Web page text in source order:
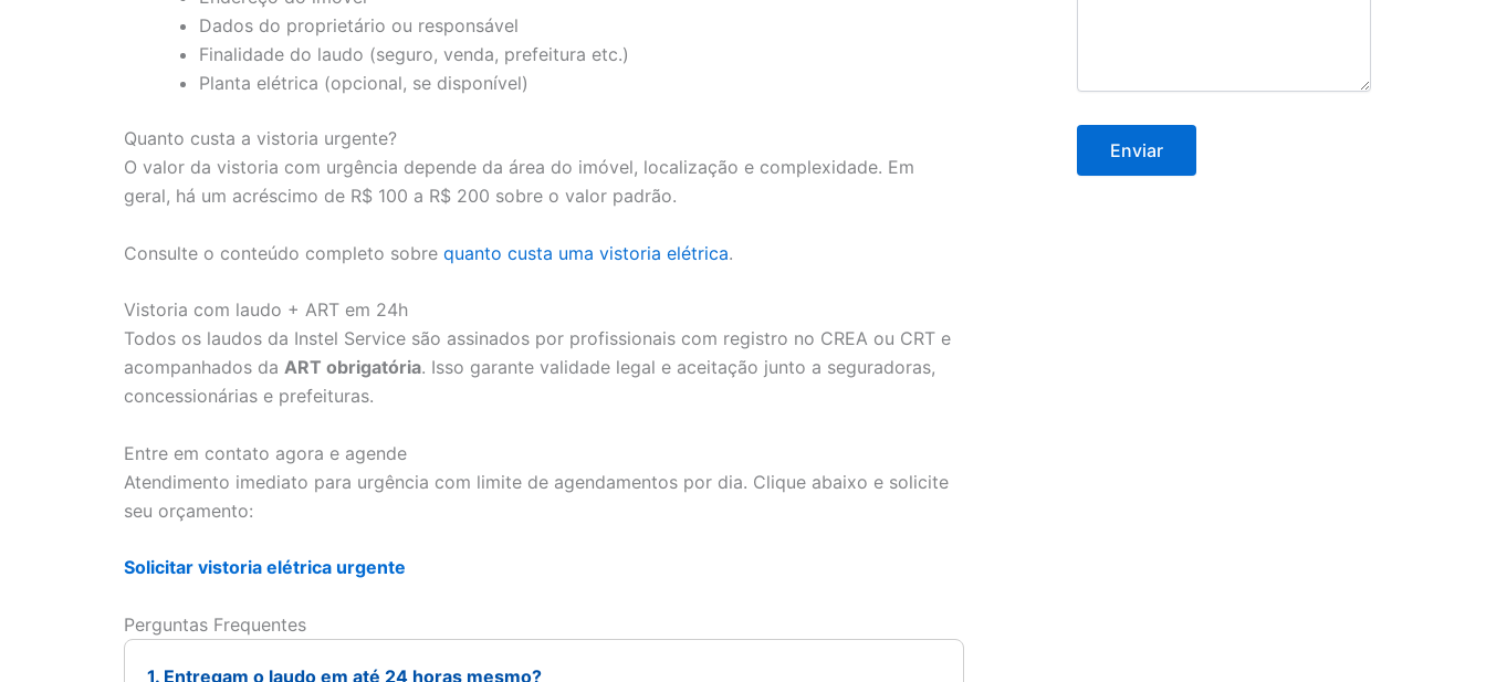
Dados do proprietário ou responsável
Finalidade do laudo (seguro, venda, prefeitura etc.)
Planta elétrica (opcional, se disponível)
Quanto custa a vistoria urgente?
O valor da vistoria com urgência depende da área do imóvel, localização e complexidade. Em
geral, há um acréscimo de R$ 100 a R$ 200 sobre o valor padrão.
Consulte o conteúdo completo sobre quanto custa uma vistoria elétrica.
Vistoria com laudo + ART em 24h
Todos os laudos da Instel Service são assinados por profissionais com registro no CREA ou CRT e
acompanhados da ART obrigatória. Isso garante validade legal e aceitação junto a seguradoras,
concessionárias e prefeituras.
Entre em contato agora e agende
Atendimento imediato para urgência com limite de agendamentos por dia. Clique abaixo e solicite
seu orçamento:
Solicitar vistoria elétrica urgente
Perguntas Frequentes
1. Entregam o laudo em até 24 horas mesmo?